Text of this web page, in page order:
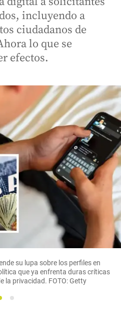
incluyendo a
ciudadanos de
lo que se
efectos.
su lupa sobre los perfiles en
que ya enfrenta duras críticas
la privacidad. FOTO: Getty
1
2